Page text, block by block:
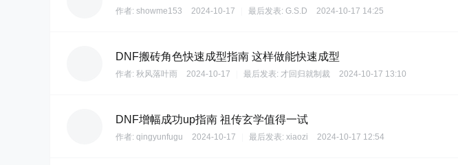
作者: showme153 2024-10-17 最后发表: G.S.D 2024-10-17 14:25
DNF搬砖角色快速成型指南 这样做能快速成型
作者: 秋风落叶雨 2024-10-17 最后发表: 才回归就制裁 2024-10-17 13:10
DNF增幅成功up指南 祖传玄学值得一试
作者: qingyunfugu 2024-10-17 最后发表: xiaozi 2024-10-17 12:54